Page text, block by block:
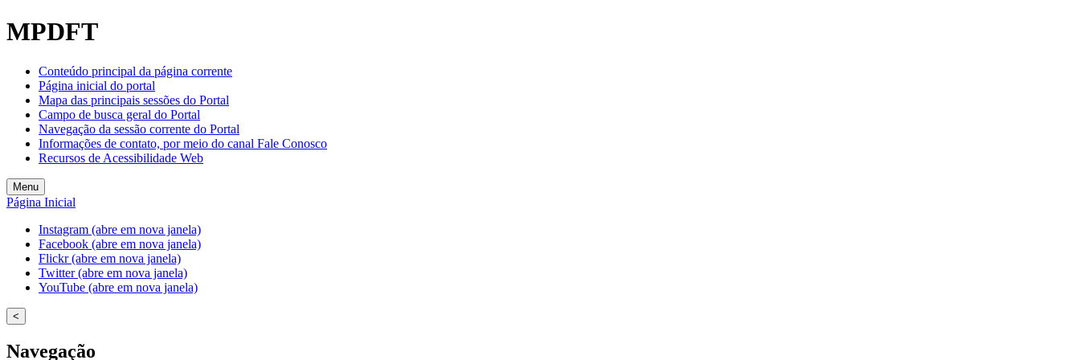
Welcome
to
One
Accessibility
screen
reader.
start
All
in
One
Accessibility
screen
reader,
press
"Ctrl
/".
This
shortcut
activates
MPDFT
Conteúdo principal da página corrente
Página inicial do portal
Mapa das principais sessões do Portal
Campo de busca geral do Portal
Navegação da sessão corrente do Portal
Informações de contato, por meio do canal Fale Conosco
Recursos de Acessibilidade Web
Menu
Página Inicial
Instagram (abre em nova janela)
Facebook (abre em nova janela)
Flickr (abre em nova janela)
Twitter (abre em nova janela)
YouTube (abre em nova janela)
<
Navegação